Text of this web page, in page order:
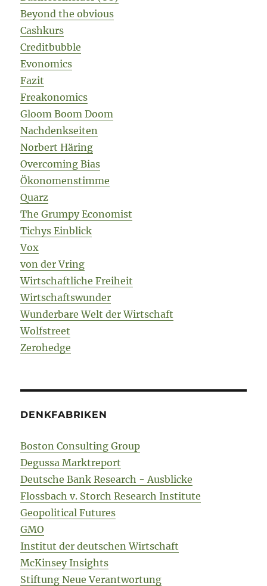
Beyond the obvious
Cashkurs
Creditbubble
Evonomics
Fazit
Freakonomics
Gloom Boom Doom
Nachdenkseiten
Norbert Häring
Overcoming Bias
Ökonomenstimme
Quarz
The Grumpy Economist
Tichys Einblick
Vox
von der Vring
Wirtschaftliche Freiheit
Wirtschaftswunder
Wunderbare Welt der Wirtschaft
Wolfstreet
Zerohedge
DENKFABRIKEN
Boston Consulting Group
Degussa Marktreport
Deutsche Bank Research - Ausblicke
Flossbach v. Storch Research Institute
Geopolitical Futures
GMO
Institut der deutschen Wirtschaft
McKinsey Insights
Stiftung Neue Verantwortung